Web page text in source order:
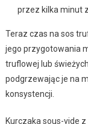
przez kilka minut
Teraz czas na sos
jego przygotowania
truflowej lub
podgrzewając je na
konsystencji.
Kurczaka sous-vide